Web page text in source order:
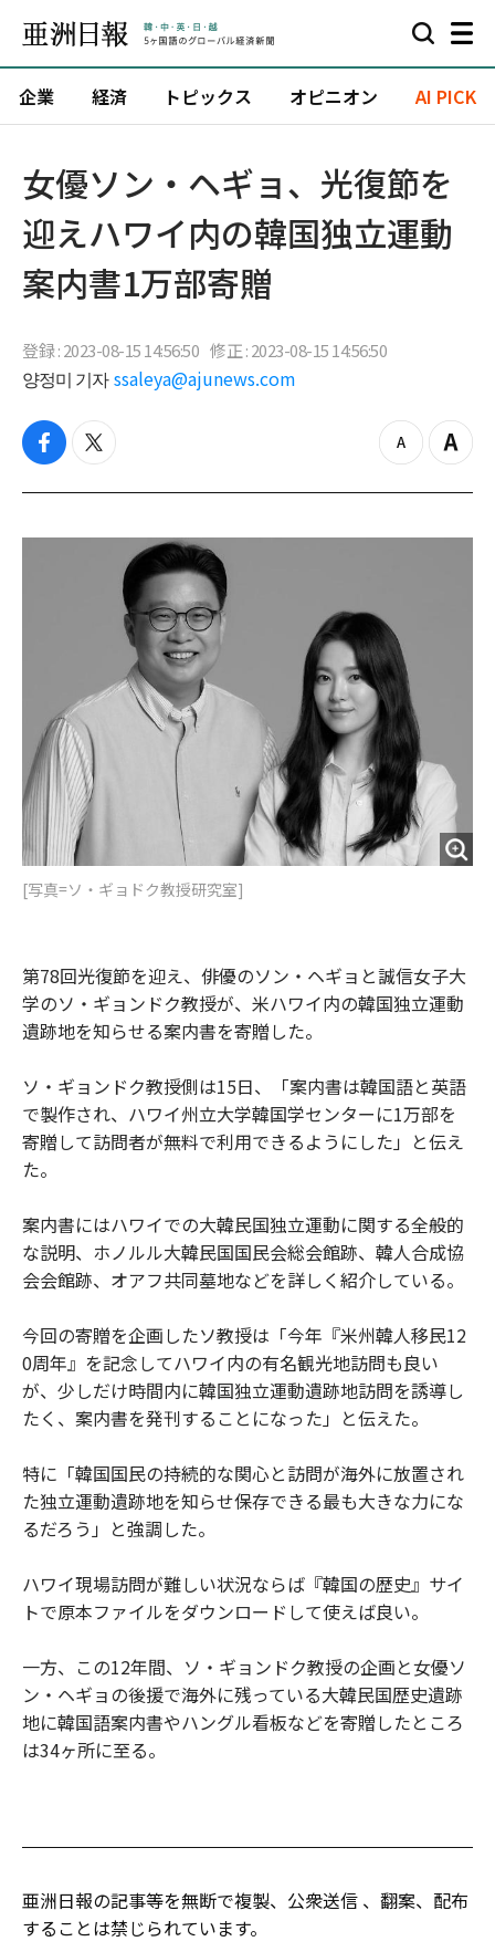
企業 経済 トピックス オピニオン AI PICK
女優ソン・ヘギョ、光復節を
迎えハワイ内の韓国独立運動
案内書1万部寄贈
登録 : 2023-08-15 14:56:50 修正 : 2023-08-15 14:56:50
양정미 기자 ssaleya@ajunews.com
f
c
b
t
i
t
z
o
o
Z
o
i
[写真=ソ・ギョドク教授研究室]
第78回光復節を迎え、俳優のソン・ヘギョと誠信女子大
学のソ・ギョンドク教授が、米ハワイ内の韓国独立運動
遺跡地を知らせる案内書を寄贈した。
ソ・ギョンドク教授側は15日、「案内書は韓国語と英語
で製作され、ハワイ州立大学韓国学センターに1万部を
寄贈して訪問者が無料で利用できるようにした」と伝え
た。
案内書にはハワイでの大韓民国独立運動に関する全般的
な説明、ホノルル大韓民国国民会総会館跡、韓人合成協
会会館跡、オアフ共同墓地などを詳しく紹介している。
今回の寄贈を企画したソ教授は「今年『米州韓人移民12
0周年』を記念してハワイ内の有名観光地訪問も良い
が、少しだけ時間内に韓国独立運動遺跡地訪問を誘導し
たく、案内書を発刊することになった」と伝えた。
特に「韓国国民の持続的な関心と訪問が海外に放置され
た独立運動遺跡地を知らせ保存できる最も大きな力にな
るだろう」と強調した。
ハワイ現場訪問が難しい状況ならば『韓国の歴史』サイ
トで原本ファイルをダウンロードして使えば良い。
一方、この12年間、ソ・ギョンドク教授の企画と女優ソ
ン・ヘギョの後援で海外に残っている大韓民国歴史遺跡
地に韓国語案内書やハングル看板などを寄贈したところ
は34ヶ所に至る。
亜洲日報の記事等を無断で複製、公衆送信 、翻案、配布
することは禁じられています。